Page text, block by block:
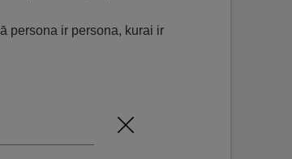
persona ir persona, kurai ir